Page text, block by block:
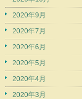
2020年9月
2020年7月
2020年6月
2020年5月
2020年4月
2020年3月